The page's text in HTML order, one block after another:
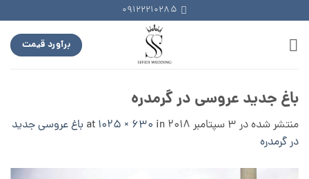
to
content
09122210285
برآورد قیمت
باغ جدید عروسی در گرمدره
منتشر شده در 3 سپتامبر 2018 1025 × 630 in
باغ عروسی جدید
در گرمدره